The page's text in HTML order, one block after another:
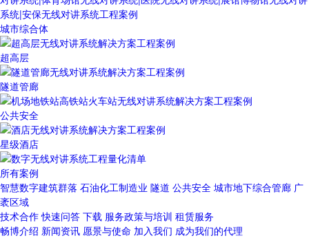
城市综合体
超高层
隧道管廊
公共安全
星级酒店
所有案例
智慧数字建筑群落 石油化工制造业 隧道 公共安全 城市地下综合管廊 广
袤区域
技术合作 快速问答 下载 服务政策与培训 租赁服务
畅博介绍 新闻资讯 愿景与使命 加入我们 成为我们的代理